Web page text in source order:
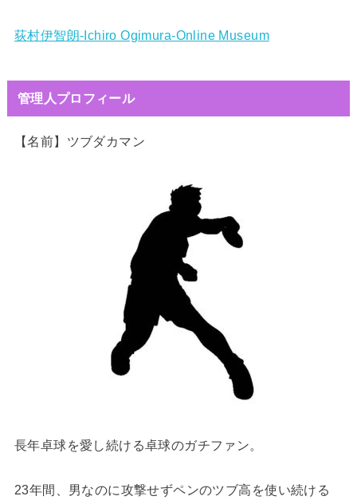
荻村伊智朗-Ichiro Ogimura-Online Museum
管理人プロフィール
【名前】ツブダカマン
長年卓球を愛し続ける卓球のガチファン。
23年間、男なのに攻撃せずペンのツブ高を使い続ける